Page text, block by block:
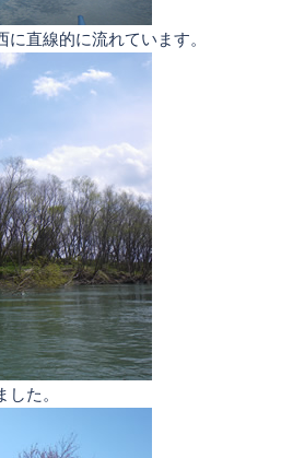
直線的に流れています。
た。